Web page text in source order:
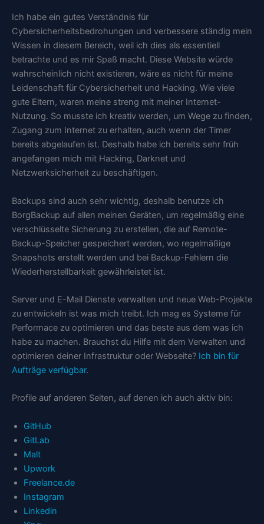
Ich habe ein gutes Verständnis für
Cybersicherheitsbedrohungen und verbessere ständig mein
Wissen in diesem Bereich, weil ich dies als essentiell
betrachte und es mir Spaß macht. Diese Website würde
wahrscheinlich nicht existieren, wäre es nicht für meine
Leidenschaft für Cybersicherheit und Hacking. Wie viele
gute Eltern, waren meine streng mit meiner Internet-
Nutzung. So musste ich kreativ werden, um Wege zu finden,
Zugang zum Internet zu erhalten, auch wenn der Timer
bereits abgelaufen ist. Deshalb habe ich bereits sehr früh
angefangen mich mit Hacking, Darknet und
Netzwerksicherheit zu beschäftigen.
Backups sind auch sehr wichtig, deshalb benutze ich
BorgBackup auf allen meinen Geräten, um regelmäßig eine
verschlüsselte Sicherung zu erstellen, die auf Remote-
Backup-Speicher gespeichert werden, wo regelmäßige
Snapshots erstellt werden und bei Backup-Fehlern die
Wiederherstellbarkeit gewährleistet ist.
Server und E-Mail Dienste verwalten und neue Web-Projekte
zu entwickeln ist was mich treibt. Ich mag es Systeme für
Performace zu optimieren und das beste aus dem was ich
habe zu machen. Brauchst du Hilfe mit dem Verwalten und
optimieren deiner Infrastruktur oder Webseite? Ich bin für
Aufträge verfügbar.
Profile auf anderen Seiten, auf denen ich auch aktiv bin:
GitHub
GitLab
Malt
Upwork
Freelance.de
Instagram
Linkedin